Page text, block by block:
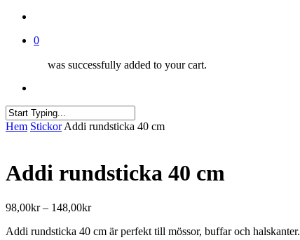
0
was successfully added to your cart.
Close
Hem Stickor Addi rundsticka 40 cm
Addi rundsticka 40 cm
98,00kr – 148,00krPrisintervall:
till
Addi rundsticka 40 cm är perfekt till mössor, buffar och halskanter.